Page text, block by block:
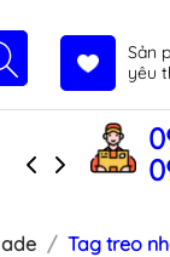
Sản
yêu
Sản phẩm
Tag treo